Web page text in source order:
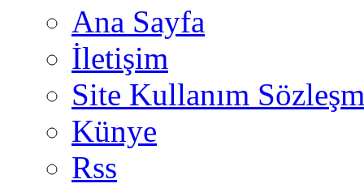
Ana Sayfa
İletişim
Site Kullanım
Künye
Rss